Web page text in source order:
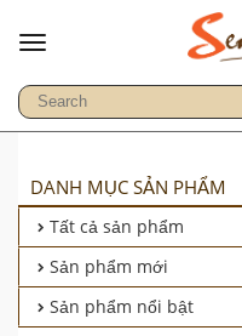
DANH MỤC SẢN PHẨM
Tất cả sản phẩm
Sản phẩm mới
Sản phẩm nổi bật